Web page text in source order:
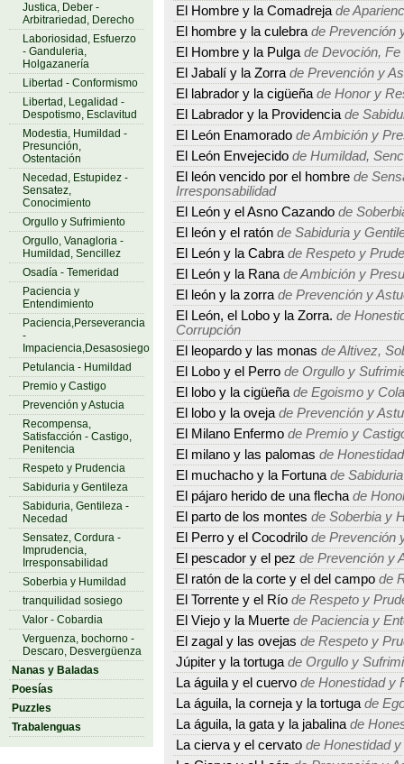
Justica, Deber -
Arbitrariedad, Derecho
Laboriosidad, Esfuerzo
- Ganduleria,
Holgazanería
Libertad - Conformismo
Libertad, Legalidad -
Despotismo, Esclavitud
Modestia, Humildad -
Presunción,
Ostentación
Necedad, Estupidez -
Sensatez,
Conocimiento
Orgullo y Sufrimiento
Orgullo, Vanagloria -
Humildad, Sencillez
Osadía - Temeridad
Paciencia y
Entendimiento
Paciencia,Perseverancia
-
Impaciencia,Desasosiego
Petulancia - Humildad
Premio y Castigo
Prevención y Astucia
Recompensa,
Satisfacción - Castigo,
Penitencia
Respeto y Prudencia
Sabiduria y Gentileza
Sabiduria, Gentileza -
Necedad
Sensatez, Cordura -
Imprudencia,
Irresponsabilidad
Soberbia y Humildad
tranquilidad sosiego
Valor - Cobardia
Verguenza, bochorno -
Descaro, Desvergüenza
Nanas y Baladas
Poesías
Puzzles
Trabalenguas
El Hombre y la Comadreja de
El hombre y la culebra de Prevención
El Hombre y la Pulga de Devoción,
El Jabalí y la Zorra de Prevención y
El labrador y la cigüeña de Honor y
El Labrador y la Providencia de
El León Enamorado de Ambición y
El León Envejecido de Humildad,
El león vencido por el hombre de
Irresponsabilidad
El León y el Asno Cazando de
El león y el ratón de Sabiduria y
El León y la Cabra de Respeto y
El León y la Rana de Ambición y
El león y la zorra de Prevención y
El León, el Lobo y la Zorra. de
Corrupción
El leopardo y las monas de Altivez,
El Lobo y el Perro de Orgullo y
El lobo y la cigüeña de Egoismo y
El lobo y la oveja de Prevención y
El Milano Enfermo de Premio y
El milano y las palomas de
El muchacho y la Fortuna de
El pájaro herido de una flecha de
El parto de los montes de Soberbia y
El Perro y el Cocodrilo de Prevención
El pescador y el pez de Prevención y
El ratón de la corte y el del campo de
El Torrente y el Río de Respeto y
El Viejo y la Muerte de Paciencia y
El zagal y las ovejas de Respeto y
Júpiter y la tortuga de Orgullo y
La águila y el cuervo de Honestidad y
La águila, la corneja y la tortuga de
La águila, la gata y la jabalina de
La cierva y el cervato de Honestidad